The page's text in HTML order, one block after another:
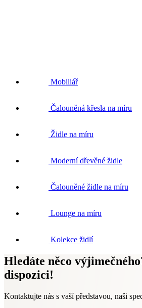
Mobiliář
Čalouněná křesla na míru
Židle na míru
Moderní dřevěné židle
Čalouněné židle na míru
Lounge na míru
Kolekce židlí
Hledáte něco
dispozici!
Kontaktujte nás s vaší představou, naši